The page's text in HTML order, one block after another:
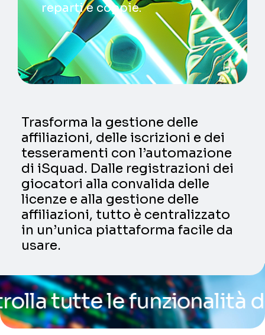
reparti e coppie.
Trasforma la gestione delle
affiliazioni, delle iscrizioni e dei
tesseramenti con l’automazione
di iSquad. Dalle registrazioni dei
giocatori alla convalida delle
licenze e alla gestione delle
affiliazioni, tutto è centralizzato
in un’unica piattaforma facile da
usare.
le funzionalità della